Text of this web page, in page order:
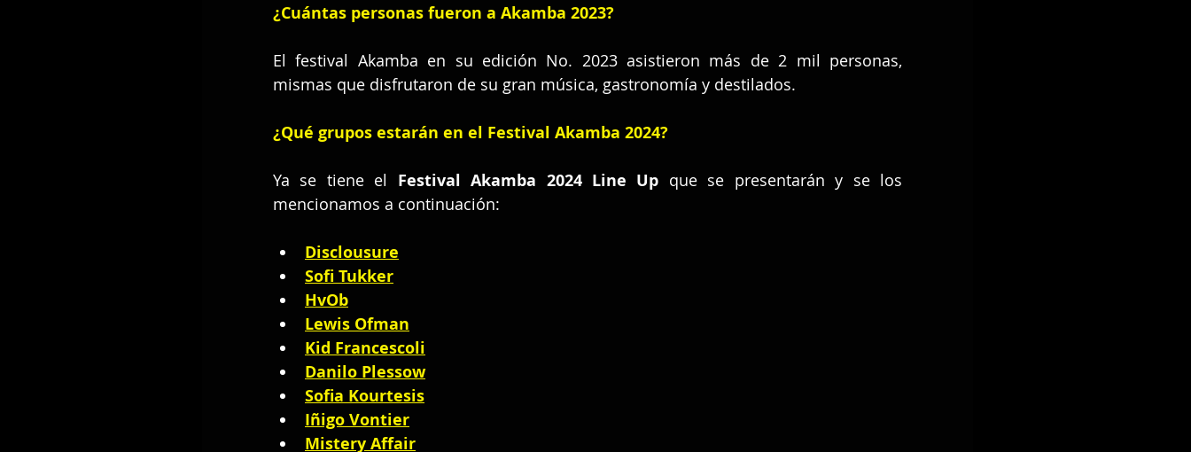
¿Cuántas personas fueron a Akamba 2023?
El festival Akamba en su edición No. 2023 asistieron más de 2 mil personas,
mismas que disfrutaron de su gran música, gastronomía y destilados.
¿Qué grupos estarán en el Festival Akamba 2024?
Ya se tiene el Festival Akamba 2024 Line Up que se presentarán y se los
mencionamos a continuación:
Disclousure
Sofi Tukker
HvOb
Lewis Ofman
Kid Francescoli
Danilo Plessow
Sofia Kourtesis
Iñigo Vontier
Mistery Affair